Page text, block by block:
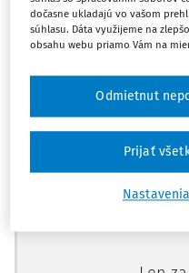
Odomknite si
Vďaka
Kompletný
Všetky praktické
dokumenty,
dočasne ukladajú vo vašom
súhlasu. Dáta využijeme na
obsahu webu priamo Vám na
Odmietnut
Prijať